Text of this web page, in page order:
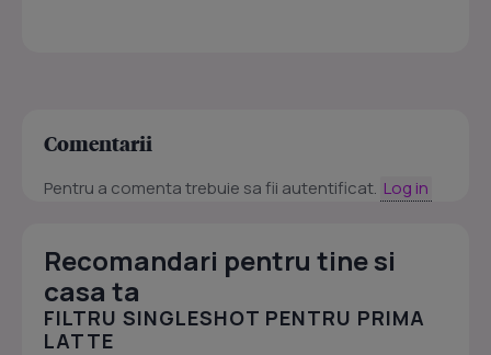
Comentarii
Pentru a comenta trebuie sa fii autentificat. Log in
Recomandari pentru tine si
casa ta
FILTRU SINGLESHOT PENTRU PRIMA
LATTE